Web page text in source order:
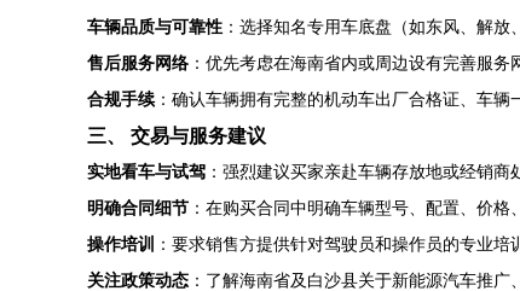
车辆品质与可靠性 ：选择知名专用车底盘（如东风、解
售后服务网络 ：优先考虑在海南省内或周边设有完善服
合规手续：确认车辆拥有完整的机动车出厂合格证、车辆
三、 交易与服务建议
实地看车与试驾 ：强烈建议买家亲赴车辆存放地或经销
明确合同细节 ：在购买合同中明确车辆型号、配置、价
操作培训
：要求销售方提供针对驾驶员和操作员的专业
关注政策动态 ：了解海南省及白沙县关于新能源汽车推